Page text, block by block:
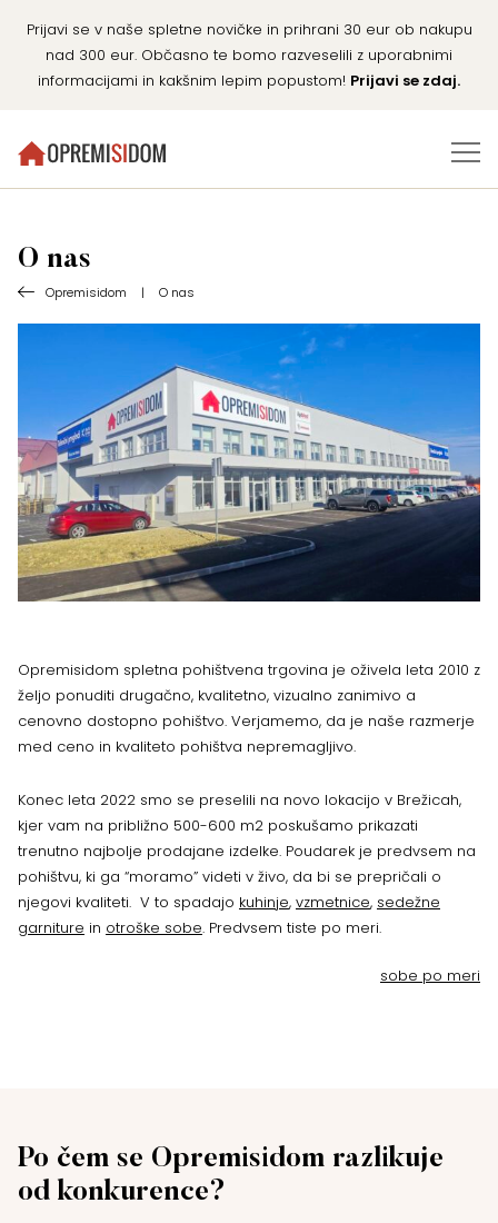
Prijavi se v naše spletne novičke in prihrani 30 eur ob nakupu
nad 300 eur. Občasno te bomo razveselili z uporabnimi
informacijami in kakšnim lepim popustom! Prijavi se zdaj.
O nas
Opremisidom | O nas
Opremisidom spletna pohištvena trgovina je oživela leta 2010 z
željo ponuditi drugačno, kvalitetno, vizualno zanimivo a
cenovno dostopno pohištvo. Verjamemo, da je naše razmerje
med ceno in kvaliteto pohištva nepremagljivo.
Konec leta 2022 smo se preselili na novo lokacijo v Brežicah,
kjer vam na približno 500-600 m2 poskušamo prikazati
trenutno najbolje prodajane izdelke. Poudarek je predvsem na
pohištvu, ki ga “moramo” videti v živo, da bi se prepričali o
njegovi kvaliteti. V to spadajo kuhinje, vzmetnice, sedežne
garniture in otroške sobe. Predvsem tiste po meri.
sobe po meri
Po čem se Opremisidom razlikuje
od konkurence?